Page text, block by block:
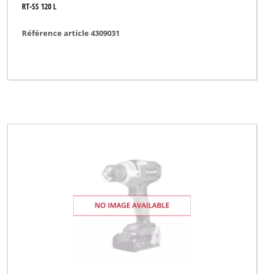
RT-SS 120 L
Référence article 4309031